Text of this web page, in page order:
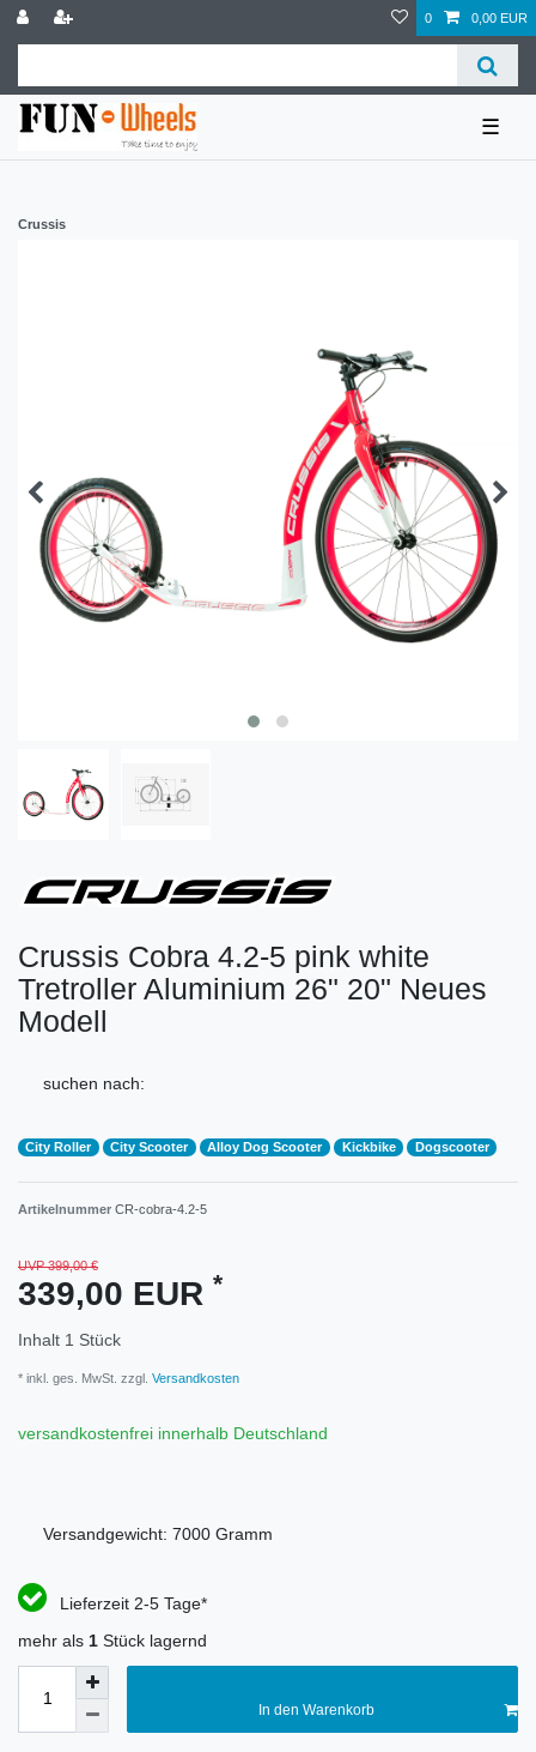
0 0,00 EUR
☰
Crussis
Crussis Cobra 4.2-5 pink white
Tretroller Aluminium 26" 20" Neues
Modell
suchen nach:
City Roller City Scooter Alloy Dog Scooter Kickbike Dogscooter
Artikelnummer CR-cobra-4.2-5
UVP 399,00 €
339,00 EUR *
Inhalt 1 Stück
* inkl. ges. MwSt. zzgl. Versandkosten
versandkostenfrei innerhalb Deutschland
Versandgewicht: 7000 Gramm
Lieferzeit 2-5 Tage*
mehr als 1 Stück lagernd
In den Warenkorb